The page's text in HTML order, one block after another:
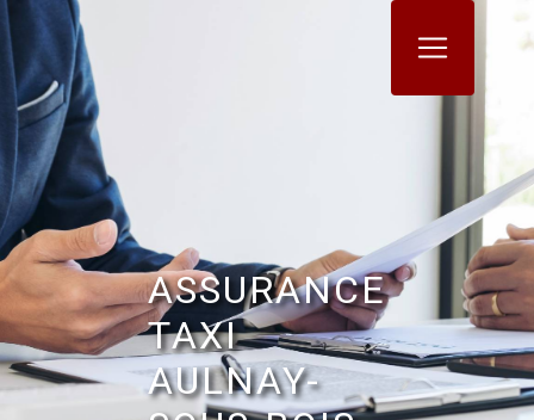
ASSURANCE
TAXI
AULNAY-
Panneau de gestion des cookies